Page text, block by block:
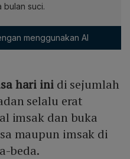
bulan suci.
menggunakan AI
hari inidi sejumlah
selalu erat
imsak dan buka
maupun imsak di
beda.